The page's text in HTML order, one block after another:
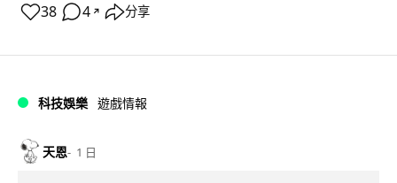
38 4 ↗ 分享
科技娛樂 遊戲情報
天恩 1 日